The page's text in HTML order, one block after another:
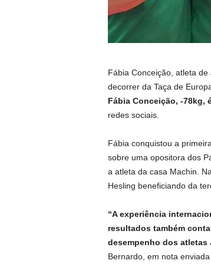
Fábia Conceição, atleta
decorrer da Taça de
Fábia Conceição, -78kg,
redes sociais.
Fábia conquistou a
sobre uma opositora dos
a atleta da casa Machin.
Hesling beneficiando da
“A experiência
resultados também
desempenho dos atletas
Bernardo, em nota